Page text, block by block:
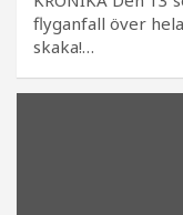
flyganfall över
skaka!…